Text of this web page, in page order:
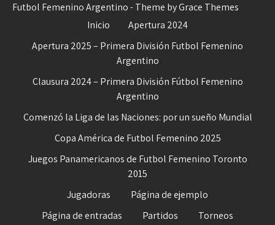
Futbol Femenino Argentino - Theme by Grace Themes
Inicio
Apertura 2024
Apertura 2025 – Primera División Futbol Femenino
Argentino
Clausura 2024 – Primera División Fútbol Femenino
Argentino
Comenzó la Liga de las Naciones: por un sueño Mundial
Copa América de Futbol Femenino 2025
Juegos Panamericanos de Futbol Femenino Toronto
2015
Jugadoras
Página de ejemplo
Página de entradas
Partidos Torneos